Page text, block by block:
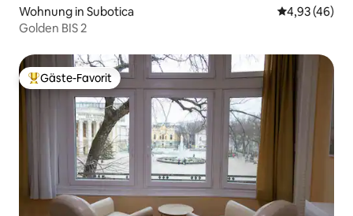
Wohnung in Subotica
4,93 (46)
Golden BIS 2
Beliebter Gäste-Favorit.
Gäste-Favorit